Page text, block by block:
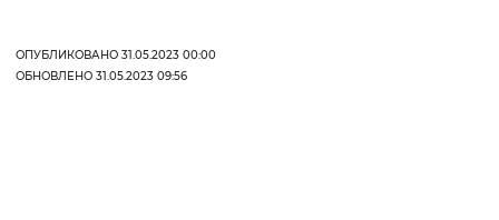
ОПУБЛИКОВАНО 31.05.2023 00:00
ОБНОВЛЕНО 31.05.2023 09:56